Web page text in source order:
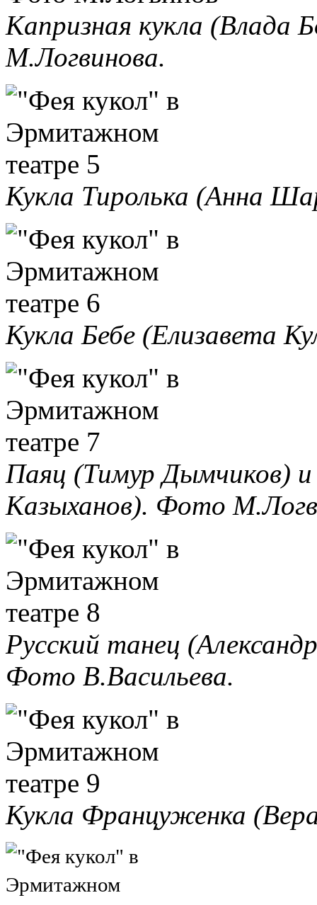
Капризная кукла (Влада
М.Логвинова.
Кукла Тиролька (Анна
Кукла Бебе (Елизавета
Паяц (Тимур Дымчиков)
Казыханов). Фото
Русский танец
Фото В.Васильева.
Кукла Француженка